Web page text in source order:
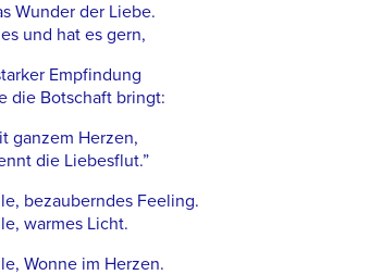
Wunder der Liebe.
und hat es gern,
Empfindung
die Botschaft bringt:
ganzem Herzen,
die Liebesflut.”
bezauberndes Feeling.
warmes Licht.
Wonne im Herzen.